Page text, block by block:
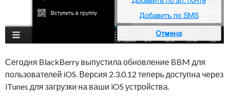
Сегодня BlackBerry выпустила обновление BBM для
пользователей iOS. Версия 2.3.0.12 теперь доступна через
iTunes для загрузки на ваши iOS устройства.